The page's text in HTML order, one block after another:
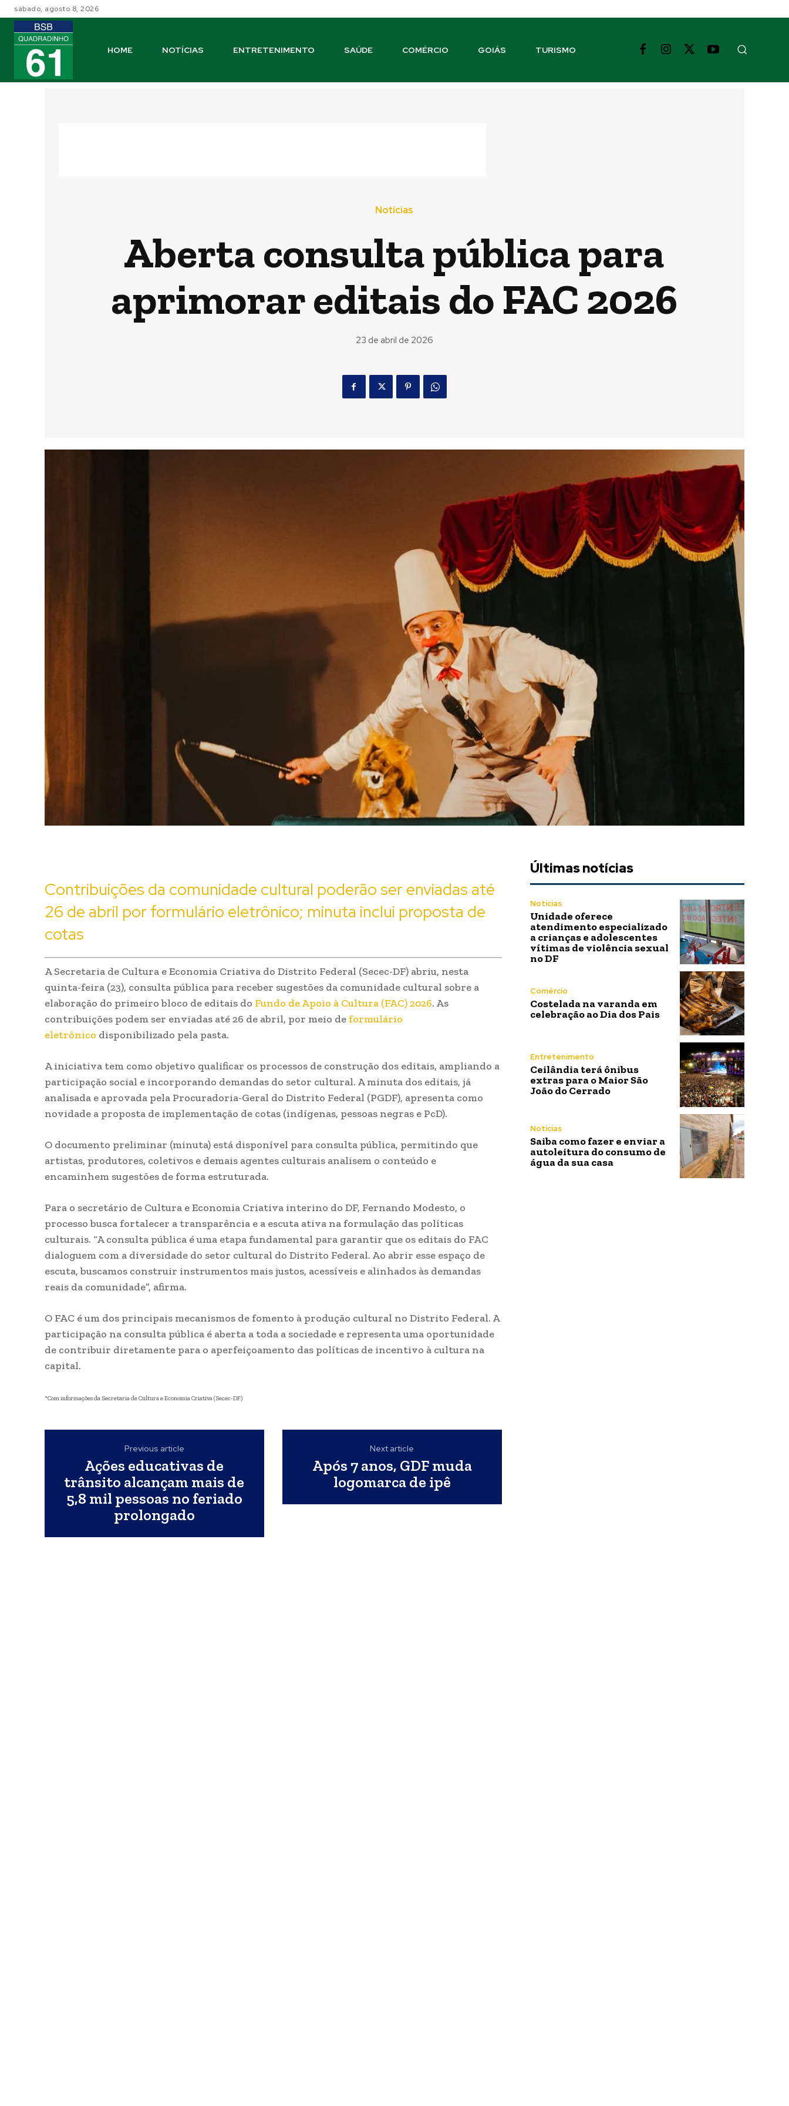
sábado, agosto 8, 2026
HOME NOTÍCIAS ENTRETENIMENTO SAÚDE COMÉRCIO GOIÁS TURISMO
Notícias
Aberta consulta pública para
aprimorar editais do FAC 2026
23 de abril de 2026
Contribuições da comunidade cultural poderão ser enviadas até
26 de abril por formulário eletrônico; minuta inclui proposta de
cotas
A Secretaria de Cultura e Economia Criativa do Distrito Federal (Secec-DF) abriu, nesta
quinta-feira (23), consulta pública para receber sugestões da comunidade cultural sobre a
elaboração do primeiro bloco de editais do Fundo de Apoio à Cultura (FAC) 2026. As
contribuições podem ser enviadas até 26 de abril, por meio de formulário
eletrônico disponibilizado pela pasta.
A iniciativa tem como objetivo qualificar os processos de construção dos editais, ampliando a
participação social e incorporando demandas do setor cultural. A minuta dos editais, já
analisada e aprovada pela Procuradoria-Geral do Distrito Federal (PGDF), apresenta como
novidade a proposta de implementação de cotas (indígenas, pessoas negras e PcD).
O documento preliminar (minuta) está disponível para consulta pública, permitindo que
artistas, produtores, coletivos e demais agentes culturais analisem o conteúdo e
encaminhem sugestões de forma estruturada.
Para o secretário de Cultura e Economia Criativa interino do DF, Fernando Modesto, o
processo busca fortalecer a transparência e a escuta ativa na formulação das políticas
culturais. “A consulta pública é uma etapa fundamental para garantir que os editais do FAC
dialoguem com a diversidade do setor cultural do Distrito Federal. Ao abrir esse espaço de
escuta, buscamos construir instrumentos mais justos, acessíveis e alinhados às demandas
reais da comunidade”, afirma.
O FAC é um dos principais mecanismos de fomento à produção cultural no Distrito Federal. A
participação na consulta pública é aberta a toda a sociedade e representa uma oportunidade
de contribuir diretamente para o aperfeiçoamento das políticas de incentivo à cultura na
capital.
*Com informações da Secretaria de Cultura e Economia Criativa (Secec-DF)
Previous article
Ações educativas de
trânsito alcançam mais de
5,8 mil pessoas no feriado
prolongado
Next article
Após 7 anos, GDF muda
logomarca de ipê
Últimas notícias
Notícias
Unidade oferece
atendimento especializado
a crianças e adolescentes
vítimas de violência sexual
no DF
Comércio
Costelada na varanda em
celebração ao Dia dos Pais
Entretenimento
Ceilândia terá ônibus
extras para o Maior São
João do Cerrado
Notícias
Saiba como fazer e enviar a
autoleitura do consumo de
água da sua casa